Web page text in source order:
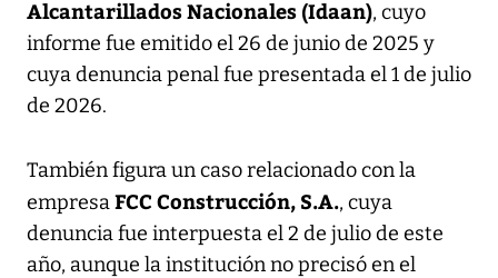
Alcantarillados Nacionales (Idaan), cuyo
informe fue emitido el 26 de junio de 2025 y
cuya denuncia penal fue presentada el 1 de julio
de 2026.
También figura un caso relacionado con la
empresaFCC Construcción, S.A., cuya
denuncia fue interpuesta el 2 de julio de este
año, aunque la institución no precisó en el